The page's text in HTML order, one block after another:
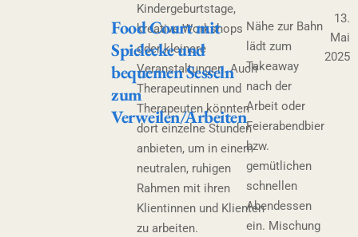
Kindergeburtstage,
kreative Workshops
oder kleinere
Veranstaltungen. Auch
Therapeutinnen und
Therapeuten könnten
dort einzelne Stunden
anbieten, um in einem
neutralen, ruhigen
Rahmen mit ihren
Klientinnen und Klienten
zu arbeiten.
Food Court mit
Spielecke und
bequemen Sesseln
zum
Verweilen/Arbeiten
Nähe zur Bahn
lädt zum
Takeaway
nach der
Arbeit oder
Feierabendbier
bzw.
gemütlichen
schnellen
Abendessen
ein. Mischung
13.
Mai
2025